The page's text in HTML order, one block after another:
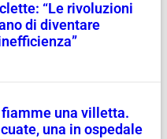
“Le rivoluzioni
di diventare
fiamme una villetta.
una in ospedale